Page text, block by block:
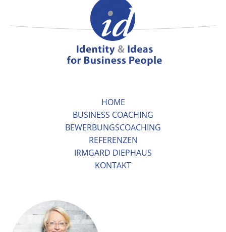
HOME
BUSINESS COACHING
BEWERBUNGSCOACHING
REFERENZEN
IRMGARD DIEPHAUS
KONTAKT